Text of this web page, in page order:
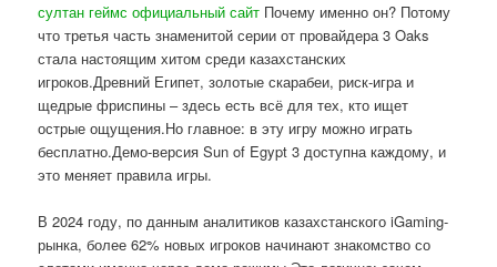
султан геймс официальный сайт Почему именно он? Потому
что третья часть знаменитой серии от провайдера 3 Oaks
стала настоящим хитом среди казахстанских
игроков.Древний Египет, золотые скарабеи, риск-игра и
щедрые фриспины – здесь есть всё для тех, кто ищет
острые ощущения.Но главное: в эту игру можно играть
бесплатно.Демо-версия Sun of Egypt 3 доступна каждому, и
это меняет правила игры.
В 2024 году, по данным аналитиков казахстанского iGaming-
рынка, более 62% новых игроков начинают знакомство со